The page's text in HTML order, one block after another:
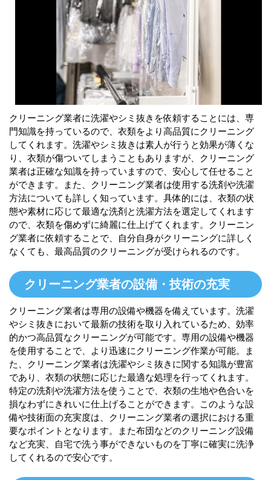
クリーニング業者に洗濯やシミ抜きを依頼することには、専
門知識を持っているので、衣類をより高品質にクリーニング
してくれます。洗濯やシミ抜きは素人が行うと効果が薄くな
り、衣類が傷ついてしまうこともありますが、クリーニング
業者は正確な知識を持っていますので、安心して任せること
ができます。また、クリーニング業者は使用する洗剤や洗濯
方法についても詳しく知っています。具体的には、衣類の状
態や素材に応じて最適な洗剤と洗濯方法を選定してくれます
ので、衣類を傷めずに綺麗に仕上げてくれます。クリーニン
グ業者に依頼することで、自分自身がクリーニングに詳しく
なくても、最高品質のクリーニングが受けられるのです。
クリーニング業者の設備・技術の充実
クリーニング業者は専用の設備や機器を備えています。洗濯
やシミ抜きにおいて最新の技術を取り入れているため、効率
的かつ高品質なクリーニングが可能です。専用の設備や機器
を使用することで、より迅速にクリーニング作業が可能。ま
た、クリーニング業者は洗濯やシミ抜きに関する知識が豊富
であり、衣類の状態に応じた最適な処理を行ってくれます。
特定の洗剤や洗濯方法を使うことで、衣類の生地や色合いを
損なわずにきれいに仕上げることができます。このような設
備や技術面の充実度は、クリーニング業者の選択における重
要なポイントとなります。また布団などのクリーニング設備
など充実、自宅で洗う事ができないものを丁寧に確実に洗浄
してくれるので安心です。